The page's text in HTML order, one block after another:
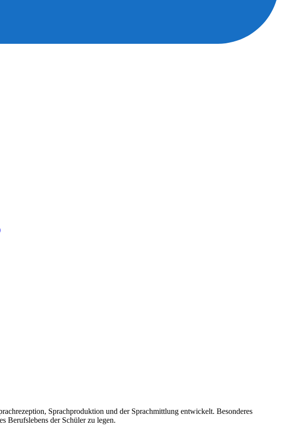
Sprachproduktion und der Sprachmittlung entwickelt. Besonderes
Berufslebens der Schüler zu legen.